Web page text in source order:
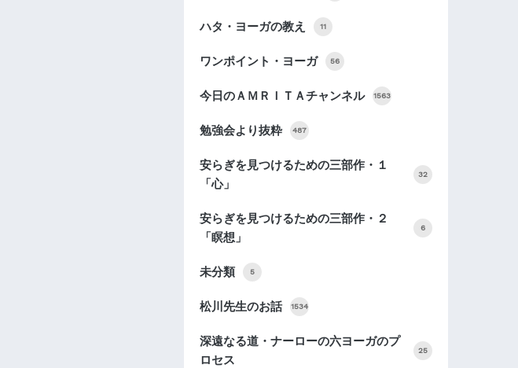
ハタ・ヨーガの教え 11
ワンポイント・ヨーガ 56
今日のＡＭＲＩＴＡチャンネル 1563
勉強会より抜粋 487
安らぎを見つけるための三部作・１
「心」
32
安らぎを見つけるための三部作・２
「瞑想」
6
未分類 5
松川先生のお話 1534
深遠なる道・ナーローの六ヨーガのプ
ロセス
25